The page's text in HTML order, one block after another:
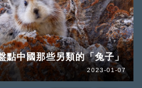
點中國那些另類的「兔子」
2023-01-07